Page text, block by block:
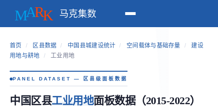
马克集数
首页 / 区县数据 / 中国县城建设统计 / 空间载体与基础存量 /
建设
用地与耕地
/ 工业用地
PANEL DATASET — 区县级面板数据
中国区县工业用地面板数据（2015-2022）